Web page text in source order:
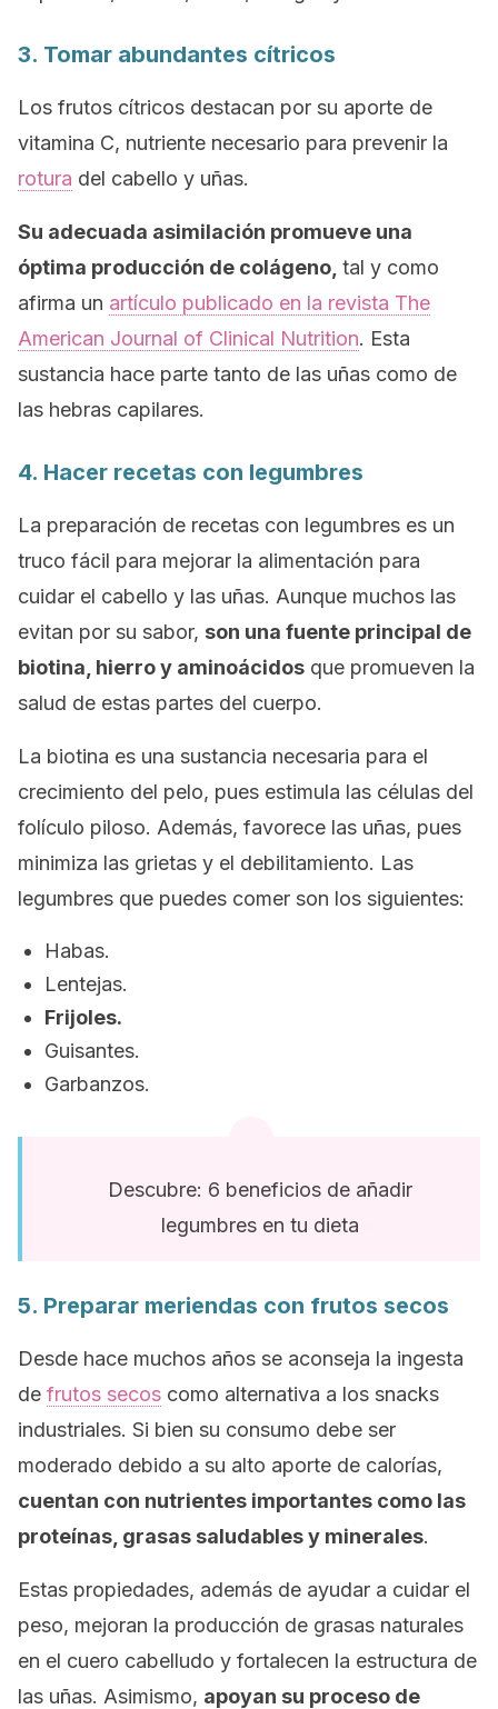
3. Tomar abundantes cítricos
Los frutos cítricos destacan por su aporte de
vitamina C, nutriente necesario para prevenir la
rotura del cabello y uñas.
Su adecuada asimilación promueve una
óptima producción de colágeno, tal y como
afirma un artículo publicado en la revista The
American Journal of Clinical Nutrition. Esta
sustancia hace parte tanto de las uñas como de
las hebras capilares.
4. Hacer recetas con legumbres
La preparación de recetas con legumbres es un
truco fácil para mejorar la alimentación para
cuidar el cabello y las uñas. Aunque muchos las
evitan por su sabor, son una fuente principal de
biotina, hierro y aminoácidos que promueven la
salud de estas partes del cuerpo.
La biotina es una sustancia necesaria para el
crecimiento del pelo, pues estimula las células del
folículo piloso. Además, favorece las uñas, pues
minimiza las grietas y el debilitamiento. Las
legumbres que puedes comer son los siguientes:
Habas.
Lentejas.
Frijoles.
Guisantes.
Garbanzos.
Descubre: 6 beneficios de añadir
legumbres en tu dieta
5. Preparar meriendas con frutos secos
Desde hace muchos años se aconseja la ingesta
de frutos secos como alternativa a los snacks
industriales. Si bien su consumo debe ser
moderado debido a su alto aporte de calorías,
cuentan con nutrientes importantes como las
proteínas, grasas saludables y minerales.
Estas propiedades, además de ayudar a cuidar el
peso, mejoran la producción de grasas naturales
en el cuero cabelludo y fortalecen la estructura de
las uñas. Asimismo, apoyan su proceso de